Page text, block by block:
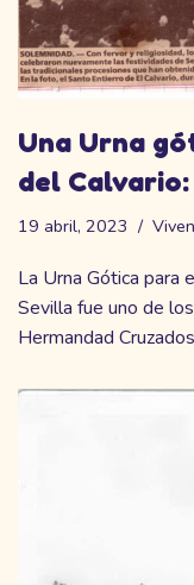
Una Urna
del
19 abril, 2023
La Urna Gótica para
Sevilla fue uno de
Hermandad